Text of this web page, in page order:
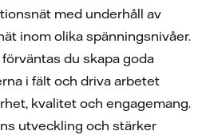
med underhåll av
inom olika spänningsnivåer.
du skapa goda
i fält och driva arbetet
kvalitet och engagemang.
utveckling och stärker